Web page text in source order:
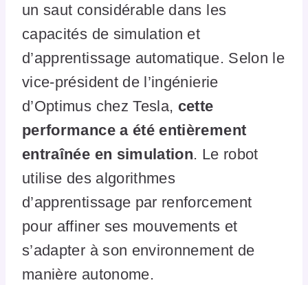
un saut considérable dans les
capacités de simulation et
d’apprentissage automatique. Selon le
vice-président de l’ingénierie
d’Optimus chez Tesla, cette
performance a été entièrement
entraînée en simulation. Le robot
utilise des algorithmes
d’apprentissage par renforcement
pour affiner ses mouvements et
s’adapter à son environnement de
manière autonome.